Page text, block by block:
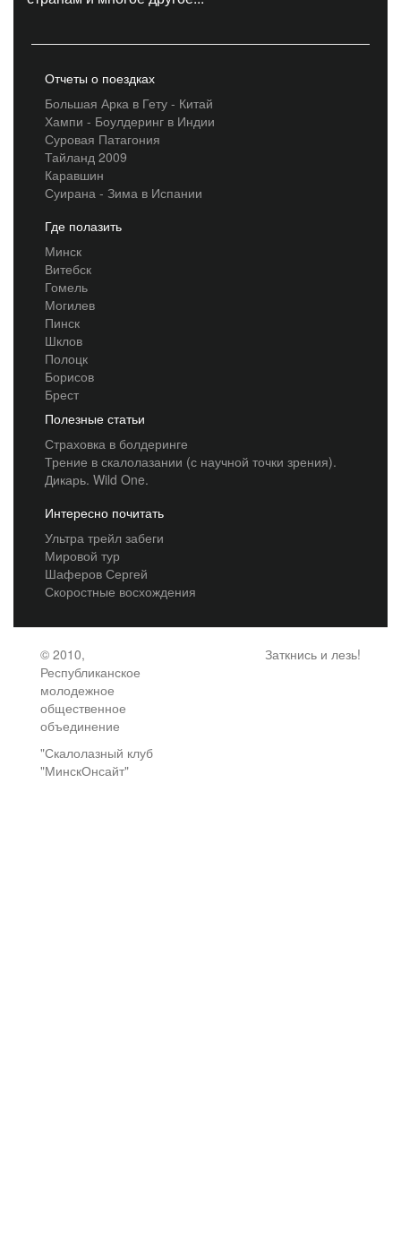
Отчеты о поездках
Большая Арка в Гету - Китай
Хампи - Боулдеринг в Индии
Суровая Патагония
Тайланд 2009
Каравшин
Суирана - Зима в Испании
Где полазить
Минск
Витебск
Гомель
Могилев
Пинск
Шклов
Полоцк
Борисов
Брест
Полезные статьи
Страховка в болдеринге
Трение в скалолазании (с научной точки зрения).
Дикарь. Wild One.
Интересно почитать
Ультра трейл забеги
Мировой тур
Шаферов Сергей
Скоростные восхождения
© 2010,
Республиканское
молодежное
общественное
объединение
"Скалолазный клуб
"МинскОнсайт"
Заткнись и лезь!